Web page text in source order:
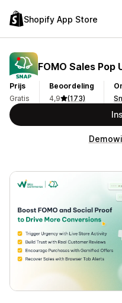
Shopify App Store
FOMO Sales Pop
Prijs
Gratis
Beoordeling
4,9
(173)